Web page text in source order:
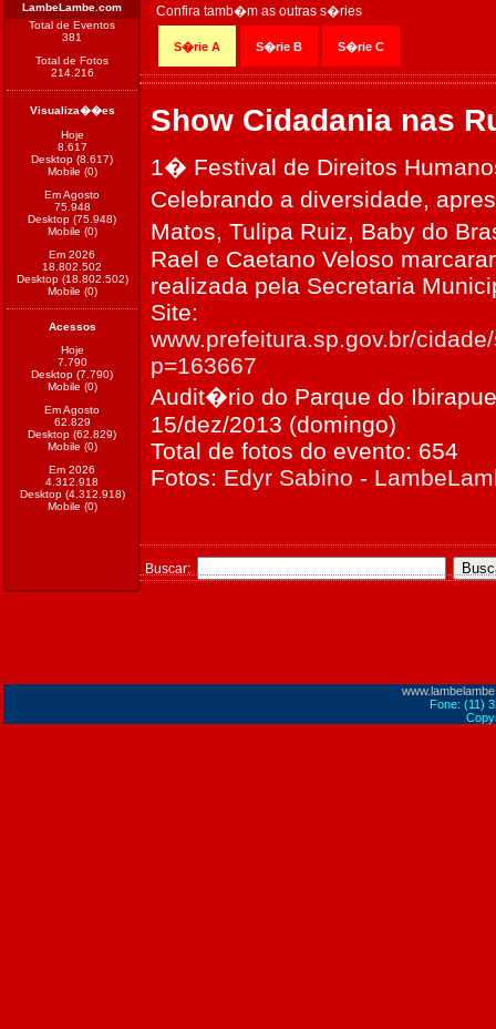
LambeLambe.com
Total de Eventos
381
Total de Fotos
214.216
Visualiza��es
Hoje
8.617
Desktop (8.617)
Mobile (0)
Em Agosto
75.948
Desktop (75.948)
Mobile (0)
Em 2026
18.802.502
Desktop (18.802.502)
Mobile (0)
Acessos
Hoje
7.790
Desktop (7.790)
Mobile (0)
Em Agosto
62.829
Desktop (62.829)
Mobile (0)
Em 2026
4.312.918
Desktop (4.312.918)
Mobile (0)
Confira tamb�m as outras s�ries
S�rie A S�rie B S�rie C
Show Cidadania nas
1� Festival de Direitos
Celebrando a diversidade,
Matos, Tulipa Ruiz, Baby do
Rael e Caetano Veloso
realizada pela Secretaria
Site:
www.prefeitura.sp.gov.br/
p=163667
Audit�rio do Parque do
15/dez/2013 (domingo)
Total de fotos do evento: 654
Fotos: Edyr Sabino -
Buscar:
Fone: (11)